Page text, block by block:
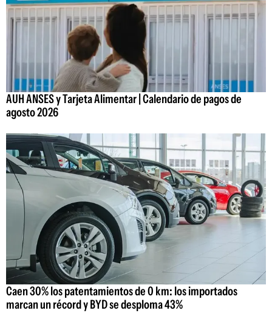
AUH ANSES y Tarjeta Alimentar | Calendario de pagos de
agosto 2026
Caen 30% los patentamientos de 0 km: los importados
marcan un récord y BYD se desploma 43%